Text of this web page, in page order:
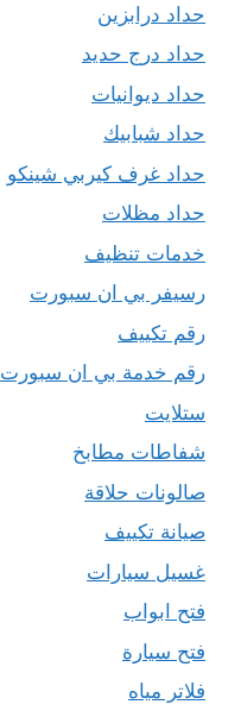
حداد درابزين
حداد درج حديد
حداد ديوانيات
حداد شبابيك
حداد غرف كيربي شينكو
حداد مظلات
خدمات تنظيف
رسيفر بي ان سبورت
رقم تكييف
رقم خدمة بي ان سبورت
ستلايت
شفاطات مطابخ
صالونات حلاقة
صيانة تكييف
غسيل سيارات
فتح ابواب
فتح سيارة
فلاتر مياه